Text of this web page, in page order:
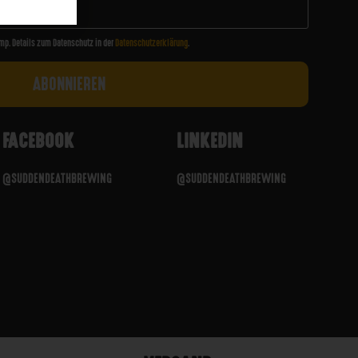
Details zum Datenschutz in der Datenschutzerklärung.
FACEBOOK
@SUDDENDEATHBREWING
LINKEDIN
@SUDDENDEATHBREWING